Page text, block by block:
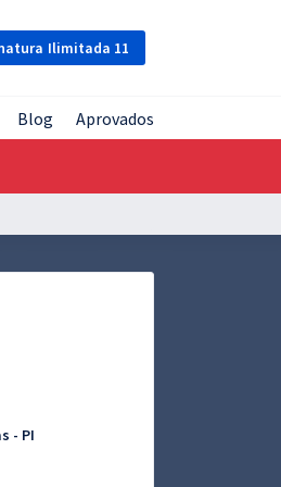
Ilimitada 11
Blog Aprovados
- PI